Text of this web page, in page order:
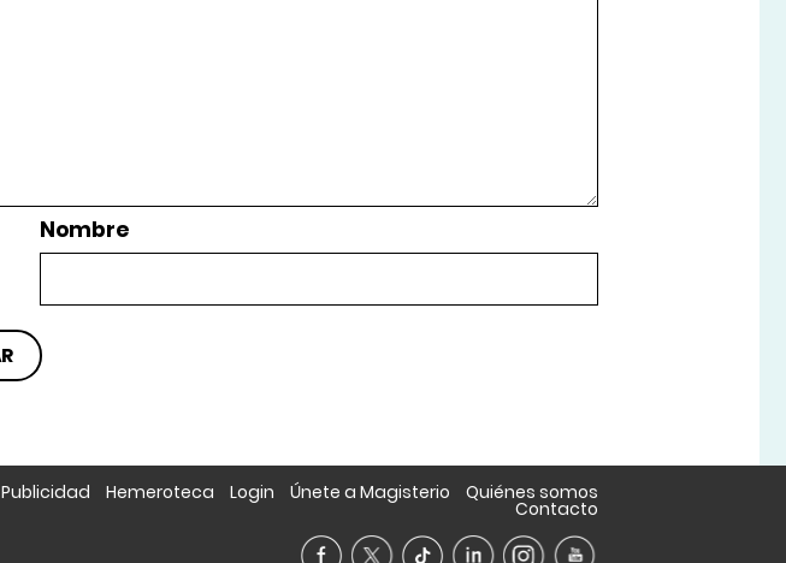
Nombre
Publicidad Hemeroteca Login Únete a Magisterio Quiénes somos
Contacto